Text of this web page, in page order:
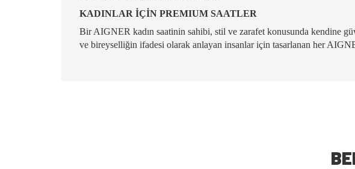
KADINLAR İÇİN PREMIUM SAATLER
Bir AIGNER kadın saatinin sahibi, stil ve zarafet konusunda kendine
ve bireyselliğin ifadesi olarak anlayan insanlar için tasarlanan her